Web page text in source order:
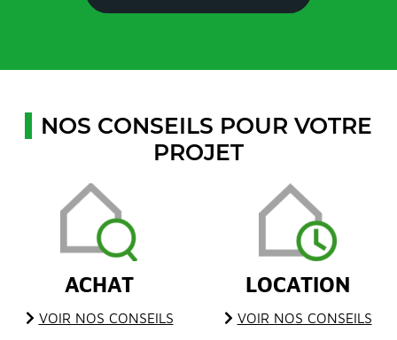
NOS CONSEILS POUR VOTRE
PROJET
ACHAT
VOIR NOS CONSEILS
LOCATION
VOIR NOS CONSEILS